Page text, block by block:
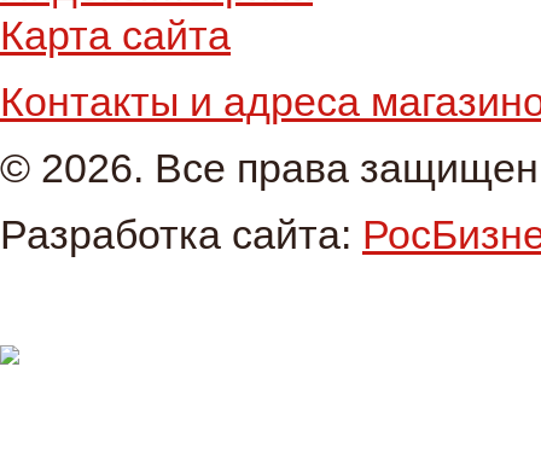
Карта сайта
Контакты и адреса
© 2026. Все права
Разработка сайта: